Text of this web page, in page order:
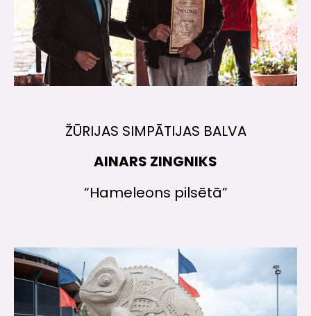
ŽŪRIJAS SIMPĀTIJAS BALVA
AINARS ZINGNIKS
“Hameleons pilsētā”